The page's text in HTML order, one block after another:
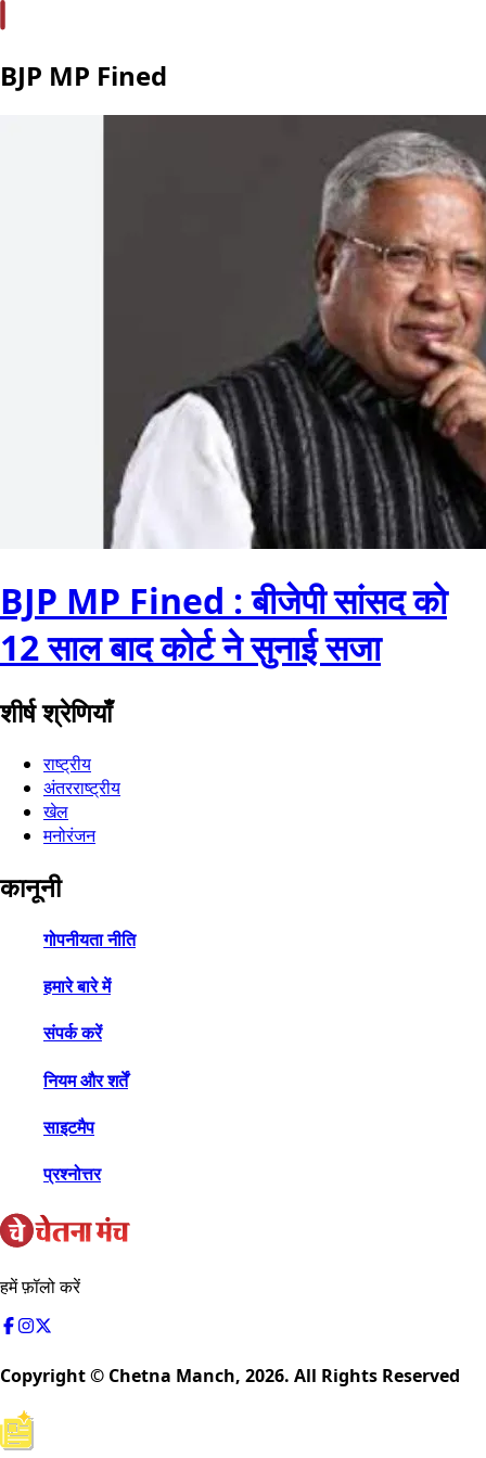
BJP MP Fined
BJP MP Fined : बीजेपी सांसद को
12 साल बाद कोर्ट ने सुनाई सजा
शीर्ष श्रेणियाँ
राष्ट्रीय
अंतरराष्ट्रीय
खेल
मनोरंजन
कानूनी
गोपनीयता नीति
हमारे बारे में
संपर्क करें
नियम और शर्तें
साइटमैप
प्रश्नोत्तर
हमें फ़ॉलो करें
Copyright © Chetna Manch, 2026. All Rights Reserved